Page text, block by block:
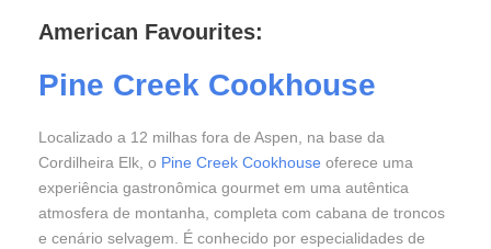
American Favourites:
Pine Creek Cookhouse
Localizado a 12 milhas fora de Aspen, na base da
Cordilheira Elk, o Pine Creek Cookhouse oferece uma
experiência gastronômica gourmet em uma autêntica
atmosfera de montanha, completa com cabana de troncos
e cenário selvagem. É conhecido por especialidades de